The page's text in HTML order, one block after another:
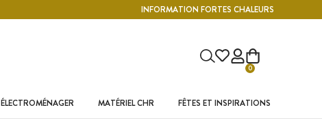
INFORMATION FORTES CHALEURS
0
ÉLECTROMÉNAGER MATÉRIEL CHR FÊTES ET INSPIRATIONS